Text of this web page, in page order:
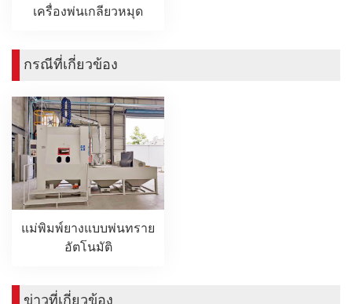
เครื่องพ่นเกลียวหมุด
กรณีที่เกี่ยวข้อง
แม่พิมพ์ยางแบบพ่นทราย
อัตโนมัติ